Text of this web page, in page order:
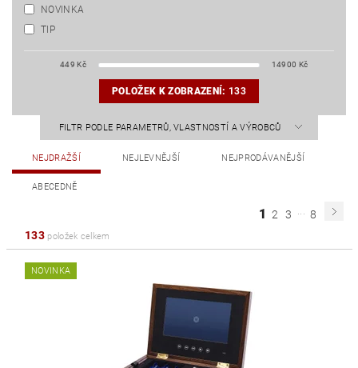
NOVINKA
TIP
449 Kč 14900 Kč
POLOŽEK K ZOBRAZENÍ: 133
FILTR PODLE PARAMETRŮ, VLASTNOSTÍ A VÝROBCŮ
NEJDRAŽŠÍ NEJLEVNĚJŠÍ NEJPRODÁVANĚJŠÍ
ABECEDNĚ
1 2 3 ... 8
133položek celkem
NOVINKA